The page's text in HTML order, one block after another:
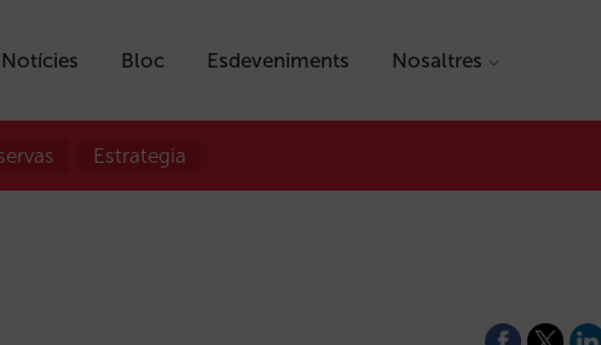
Notícies Bloc Esdeveniments Nosaltres
Estrategia